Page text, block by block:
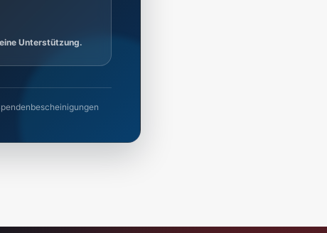
Unterstützung.